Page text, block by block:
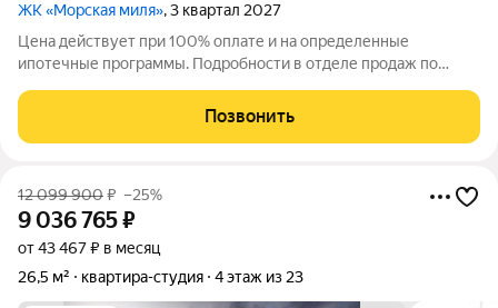
ЖК «Морская миля», 3 квартал 2027
Цена действует при 100% оплате и на определенные
ипотечные программы. Подробности в отделе продаж по
Общая площадь составляет 26.53 кв. м. Квартира с чистовой
отделкой. Жилой комплекс
Позвонить
12 099 900₽ –25%
9 036 765₽
от 43 467 ₽ в месяц
26,5 м²
квартира-студия 4 этаж из 23